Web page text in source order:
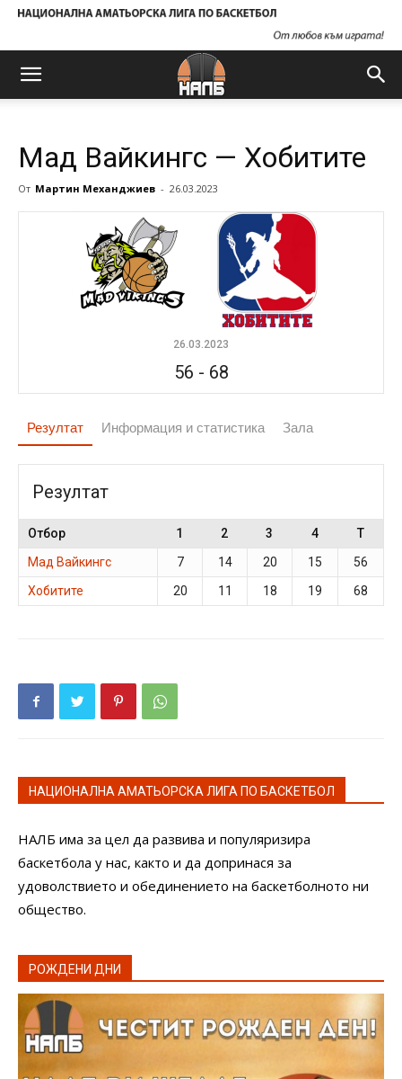
Мад Вайкингс — Хобитите
От Мартин Механджиев - 26.03.2023
26.03.2023
56 - 68
Резултат Информация и статистика Зала
Резултат
Отбор 1 2 3 4
T
Мад Вайкингс
7 14 20 15
56
Хобитите
20 11 18 19 68
НАЦИОНАЛНА АМАТЬОРСКА ЛИГА ПО БАСКЕТБОЛ
НАЛБ има за цел да развива и популяризира
баскетбола у нас, както и да допринася за
удоволствието и обединението на баскетболното ни
общество.
РОЖДЕНИ ДНИ